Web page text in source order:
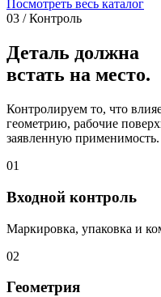
Посмотреть весь каталог
03 / Контроль
Деталь должна
встать на место.
Контролируем то, что
геометрию, рабочие
заявленную применимость.
01
Входной контроль
Маркировка, упаковка и
02
Геометрия